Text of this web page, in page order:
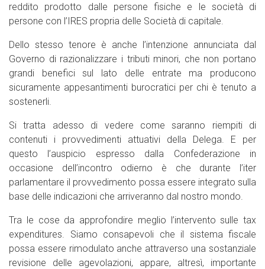
reddito prodotto dalle persone fisiche e le società di
persone con l’IRES propria delle Società di capitale.
Dello stesso tenore è anche l’intenzione annunciata dal
Governo di razionalizzare i tributi minori, che non portano
grandi benefici sul lato delle entrate ma producono
sicuramente appesantimenti burocratici per chi è tenuto a
sostenerli.
Si tratta adesso di vedere come saranno riempiti di
contenuti i provvedimenti attuativi della Delega. E per
questo l’auspicio espresso dalla Confederazione in
occasione dell’incontro odierno è che durante l’iter
parlamentare il provvedimento possa essere integrato sulla
base delle indicazioni che arriveranno dal nostro mondo.
Tra le cose da approfondire meglio l’intervento sulle tax
expenditures. Siamo consapevoli che il sistema fiscale
possa essere rimodulato anche attraverso una sostanziale
revisione delle agevolazioni, appare, altresì, importante